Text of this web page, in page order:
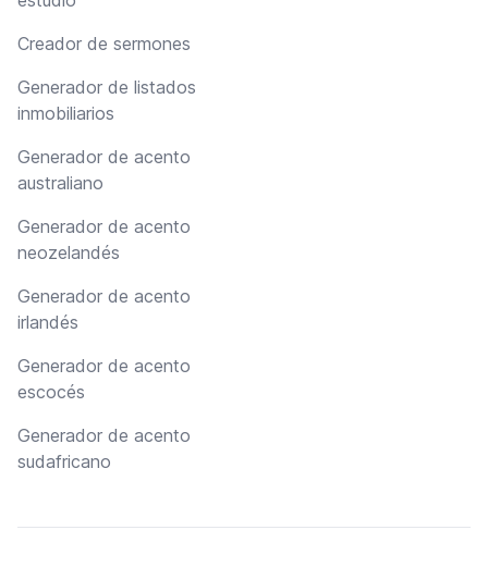
Creador de sermones
Generador de listados
inmobiliarios
Generador de acento
australiano
Generador de acento
neozelandés
Generador de acento
irlandés
Generador de acento
escocés
Generador de acento
sudafricano